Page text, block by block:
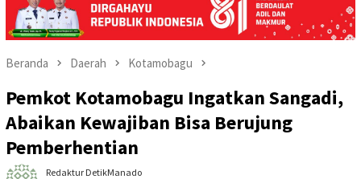
Beranda Daerah Kotamobagu
Pemkot Kotamobagu Ingatkan Sangadi,
Abaikan Kewajiban Bisa Berujung
Pemberhentian
Redaktur DetikManado